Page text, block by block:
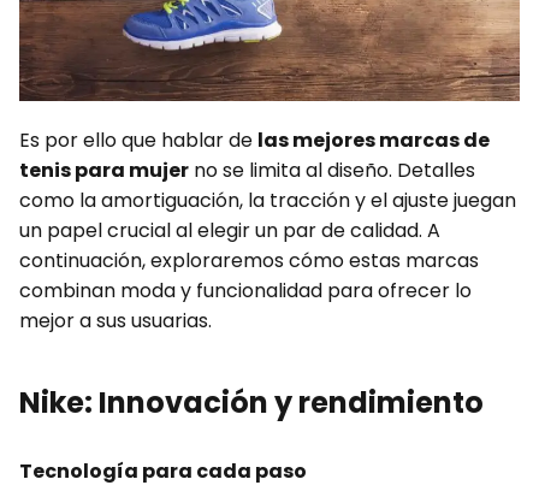
Es por ello que hablar de las mejores marcas de
tenis para mujer no se limita al diseño. Detalles
como la amortiguación, la tracción y el ajuste juegan
un papel crucial al elegir un par de calidad. A
continuación, exploraremos cómo estas marcas
combinan moda y funcionalidad para ofrecer lo
mejor a sus usuarias.
Nike: Innovación y rendimiento
Tecnología para cada paso